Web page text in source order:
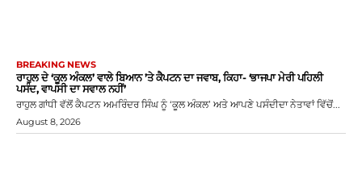
BREAKING NEWS
ਰਾਹੁਲ ਦੇ ‘ਕੂਲ ਅੰਕਲ’ ਵਾਲੇ ਬਿਆਨ ’ਤੇ ਕੈਪਟਨ ਦਾ ਜਵਾਬ, ਕਿਹਾ- ‘ਭਾਜਪਾ ਮੇਰੀ ਪਹਿਲੀ
ਪਸੰਦ, ਵਾਪਸੀ ਦਾ ਸਵਾਲ ਨਹੀਂ’
ਰਾਹੁਲ ਗਾਂਧੀ ਵੱਲੋਂ ਕੈਪਟਨ ਅਮਰਿੰਦਰ ਸਿੰਘ ਨੂੰ ‘ਕੂਲ ਅੰਕਲ’ ਅਤੇ ਆਪਣੇ ਪਸੰਦੀਦਾ ਨੇਤਾਵਾਂ ਵਿੱਚੋਂ...
August 8, 2026